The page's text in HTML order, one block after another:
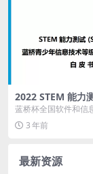
2022 STEM 能力
A) 及 蓝桥青少年信息技术等
蓝桥杯全国软件和信
才大赛简称“蓝桥杯”
息化部人才交流中...
3 年前
最新资源